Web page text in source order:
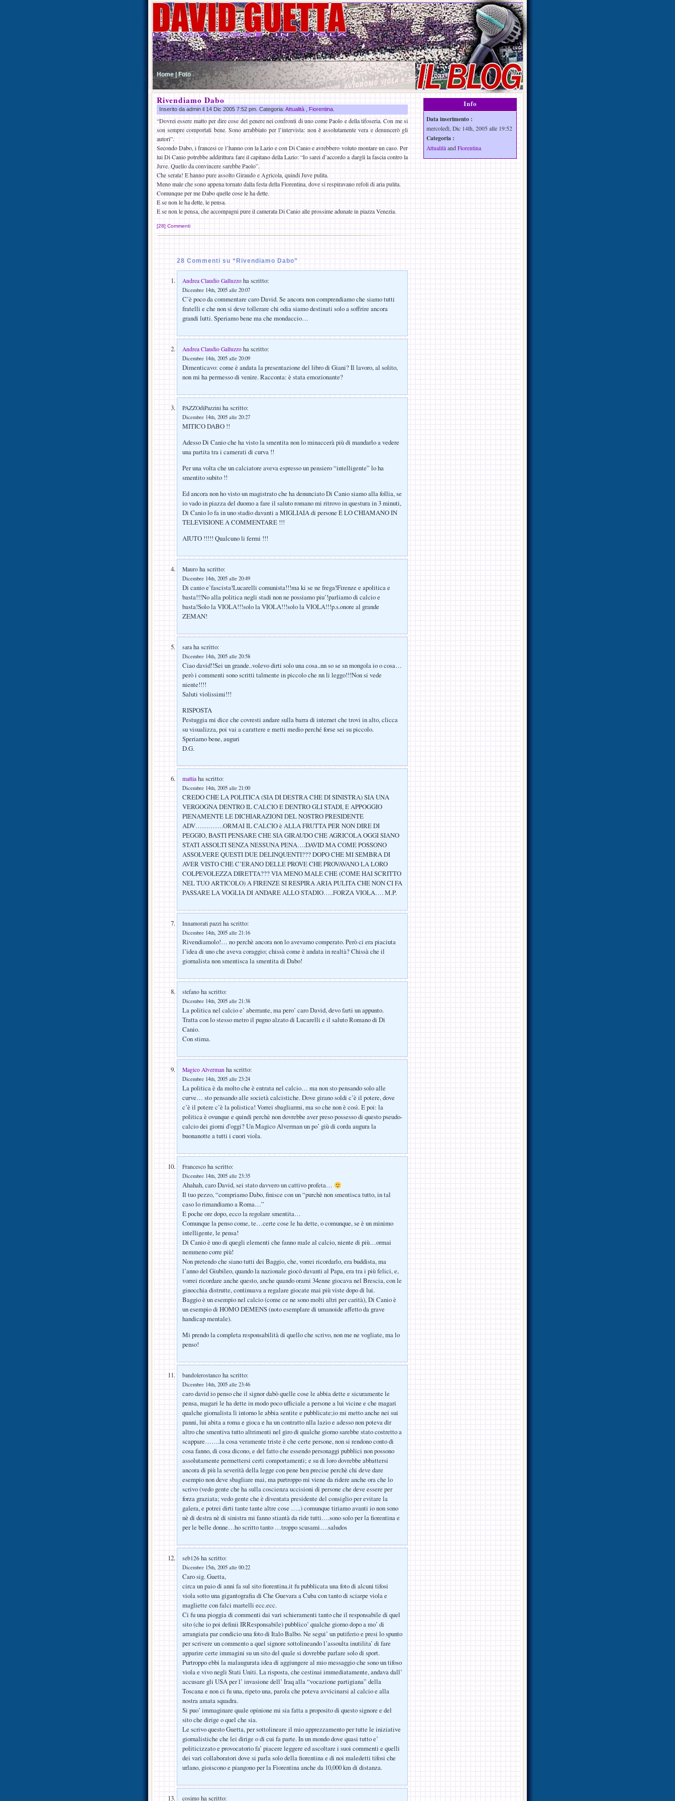
Home | Foto
Rivendiamo Dabo
Inserito da admin il 14 Dic 2005 7:52 pm. Categoria: Attualità Fiorentina
“Dovrei essere matto per dire cose del genere nei confronti di uno come Paolo e della tifoseria. Con me si
son sempre comportati bene. Sono arrabbiato per l’intervista: non è assolutamente vera e denuncerò gli
autori”.
Secondo Dabo, i francesi ce l’hanno con la Lazio e con Di Canio e avrebbero voluto montare un caso. Per
lui Di Canio potrebbe addirittura fare il capitano della Lazio: “Io sarei d’accordo a dargli la fascia contro la
Juve. Quello da convincere sarebbe Paolo”.
Che serata! E hanno pure assolto Giraudo e Agricola, quindi Juve pulita.
Meno male che sono appena tornato dalla festa della Fiorentina, dove si respiravano refoli di aria pulita.
Comunque per me Dabo quelle cose le ha dette.
E se non le ha dette, le pensa.
E se non le pensa, che accompagni pure il camerata Di Canio alle prossime adunate in piazza Venezia.
[28] Commenti
28 Commenti su “Rivendiamo Dabo”
Andrea Claudio Galluzzo ha scritto:
Dicembre 14th, 2005 alle 20:07
C’è poco da commentare caro David. Se ancora non comprendiamo che siamo tutti
fratelli e che non si deve tollerare chi odia siamo destinati solo a soffrire ancora
grandi lutti. Speriamo bene ma che mondaccio…
Andrea Claudio Galluzzo ha scritto:
Dicembre 14th, 2005 alle 20:09
Dimenticavo: come è andata la presentazione del libro di Giani? Il lavoro, al solito,
non mi ha permesso di venire. Racconta: è stata emozionante?
PAZZOdiPazzini ha scritto:
Dicembre 14th, 2005 alle 20:27
MITICO DABO !!
Adesso Di Canio che ha visto la smentita non lo minaccerà più di mandarlo a vedere
una partita tra i camerati di curva !!
Per una volta che un calciatore aveva espresso un pensiero “intelligente” lo ha
smentito subito !!
Ed ancora non ho visto un magistrato che ha denunciato Di Canio siamo alla follia, se
io vado in piazza del duomo a fare il saluto romano mi ritrovo in questura in 3 minuti,
Di Canio lo fa in uno stadio davanti a MIGLIAIA di persone E LO CHIAMANO IN
TELEVISIONE A COMMENTARE !!!
AIUTO !!!!! Qualcuno li fermi !!!
Mauro ha scritto:
Dicembre 14th, 2005 alle 20:49
Di canio e’fascista!Lucarelli comunista!!!ma ki se ne frega!Firenze e apolitica e
basta!!!No alla politica negli stadi non ne possiamo piu’!parliamo di calcio e
basta!Solo la VIOLA!!!solo la VIOLA!!!solo la VIOLA!!!p.s.onore al grande
ZEMAN!
sara ha scritto:
Dicembre 14th, 2005 alle 20:58
Ciao david!!Sei un grande..volevo dirti solo una cosa..nn so se sn mongola io o cosa…
però i commenti sono scritti talmente in piccolo che nn li leggo!!!Non si vede
niente!!!!
Saluti violissimi!!!
RISPOSTA
Pestuggia mi dice che covresti andare sulla barra di internet che trovi in alto, clicca
su visualizza, poi vai a carattere e metti medio perché forse sei su piccolo.
Speriamo bene, auguri
D.G.
mattia ha scritto:
Dicembre 14th, 2005 alle 21:00
CREDO CHE LA POLITICA (SIA DI DESTRA CHE DI SINISTRA) SIA UNA
VERGOGNA DENTRO IL CALCIO E DENTRO GLI STADI, E APPOGGIO
PIENAMENTE LE DICHIARAZIONI DEL NOSTRO PRESIDENTE
ADV………….ORMAI IL CALCIO è ALLA FRUTTA PER NON DIRE DI
PEGGIO, BASTI PENSARE CHE SIA GIRAUDO CHE AGRICOLA OGGI SIANO
STATI ASSOLTI SENZA NESSUNA PENA….DAVID MA COME POSSONO
ASSOLVERE QUESTI DUE DELINQUENTI??? DOPO CHE MI SEMBRA DI
AVER VISTO CHE C’ERANO DELLE PROVE CHE PROVAVANO LA LORO
COLPEVOLEZZA DIRETTA??? VIA MENO MALE CHE (COME HAI SCRITTO
NEL TUO ARTICOLO) A FIRENZE SI RESPIRA ARIA PULITA CHE NON CI FA
PASSARE LA VOGLIA DI ANDARE ALLO STADIO…..FORZA VIOLA…. M.P.
Innamorati pazzi ha scritto:
Dicembre 14th, 2005 alle 21:16
Rivendiamolo!… no perchè ancora non lo avevamo comperato. Però ci era piaciuta
l’idea di uno che aveva coraggio; chissà come è andata in realtà? Chissà che il
giornalista non smentisca la smentita di Dabo!
stefano ha scritto:
Dicembre 14th, 2005 alle 21:38
La politica nel calcio e’ aberrante, ma pero’ caro David, devo farti un appunto.
Tratta con lo stesso metro il pugno alzato di Lucarelli e il saluto Romano di Di
Canio.
Con stima.
Magico Alverman ha scritto:
Dicembre 14th, 2005 alle 23:24
La politica è da molto che è entrata nel calcio… ma non sto pensando solo alle
curve… sto pensando alle società calcistiche. Dove girano soldi c’è il potere, dove
c’è il potere c’è la polistica! Vorrei sbagliarmi, ma so che non è così. E poi: la
politica è ovunque e quindi perchè non dovrebbe aver preso possesso di questo pseudo-
calcio dei giorni d’oggi? Un Magico Alverman un po’ giù di corda augura la
buonanotte a tutti i cuori viola.
Francesco ha scritto:
Dicembre 14th, 2005 alle 23:35
Ahahah, caro David, sei stato davvero un cattivo profeta…
Il tuo pezzo, “compriamo Dabo, finisce con un “purchè non smentisca tutto, in tal
caso lo rimandiamo a Roma…”
E poche ore dopo, ecco la regolare smentita…
Comunque la penso come, te…certe cose le ha dette, o comunque, se è un minimo
intelligente, le pensa!
Di Canio è uno di quegli elementi che fanno male al calcio, niente di più…ormai
nemmeno corre più!
Non pretendo che siano tutti dei Baggio, che, vorrei ricordarlo, era buddista, ma
l’anno del Giubileo, quando la nazionale giocò davanti al Papa, era tra i più felici, e,
vorrei ricordare anche questo, anche quando orami 34enne giocava nel Brescia, con le
ginocchia distrutte, continuava a regalare giocate mai più viste dopo di lui.
Baggio è un esempio nel calcio (come ce ne sono molti altri per carità), Di Canio è
un esempio di HOMO DEMENS (noto esemplare di umanoide affetto da grave
handicap mentale).
Mi prendo la completa responsabilità di quello che scrivo, non me ne vogliate, ma lo
penso!
bandolerostanco ha scritto:
Dicembre 14th, 2005 alle 23:46
caro david io penso che il signor dabò quelle cose le abbia dette e sicuramente le
pensa, magari le ha dette in modo poco ufficiale a persone a lui vicine e che magari
qualche giornalista lì intorno le abbia sentite e pubblicate;io mi metto anche nei sui
panni, lui abita a roma e gioca e ha un contratto nlla lazio e adesso non poteva dir
altro che smentiva tutto altrimenti nel giro di qualche giorno sarebbe stato costretto a
scappare…….la cosa veramente triste è che certe persone, non si rendono conto di
cosa fanno, di cosa dicono, e del fatto che essendo personaggi pubblici non possono
assolutamente permettersi certi comportamenti; e su di loro dovrebbe abbattersi
ancora di più la severità della legge con pene ben precise perchè chi deve dare
esempio non deve sbagliare mai, ma purtroppo mi viene da ridere anche ora che lo
scrivo (vedo gente che ha sulla coscienza uccisioni di persone che deve essere per
forza graziata; vedo gente che è diventata presidente del consiglio per evitare la
galera, e potrei dirti tante tante altre cose …..) comunque tiriamo avanti io non sono
nè di destra nè di sinistra mi fanno stiantà da ride tutti….sono solo per la fiorentina e
per le belle donne…ho scritto tanto …troppo scusami….saludos
seb126 ha scritto:
Dicembre 15th, 2005 alle 00:22
Caro sig. Guetta,
circa un paio di anni fa sul sito fiorentina.it fu pubblicata una foto di alcuni tifosi
viola sotto una gigantografia di Che Guevara a Cuba con tanto di sciarpe viola e
magliette con falci martelli ecc.ecc.
Ci fu una pioggia di commenti dai vari schieramenti tanto che il responsabile di quel
sito (che io poi definii IRResponsabile) pubblico’ qualche giorno dopo a mo’ di
arrangiata par condicio una foto di Italo Balbo. Ne segui’ un putiferio e presi lo spunto
per scrivere un commento a quel signore sottolineando l’assoulta inutilita’ di fare
apparire certe immagini su un sito del quale si dovrebbe parlare solo di sport.
Purtroppo ebbi la malaugurata idea di aggiungere al mio messaggio che sono un tifoso
viola e vivo negli Stati Uniti. La risposta, che cestinai immediatamente, andava dall’
accusare gli USA per l’ invasione dell’ Iraq alla “vocazione partigiana” della
Toscana e non ci fu una, ripeto una, parola che poteva avvicinarsi al calcio e alla
nostra amata squadra.
Si puo’ immaginare quale opinione mi sia fatta a proposito di questo signore e del
sito che dirige o quel che sia.
Le scrivo questo Guetta, per sottolineare il mio apprezzamento per tutte le iniziative
giornalistiche che lei dirige o di cui fa parte. In un mondo dove quasi tutto e’
politicizzato e provocatorio fa’ piacere leggere ed ascoltare i suoi commenti e quelli
dei vari collaboratori dove si parla solo della fiorentina e di noi maledetti tifosi che
urlano, gioiscono e piangono per la Fiorentina anche da 10,000 km di distanza.
cosimo ha scritto:
Info
Data inserimento :
mercoledì, Dic 14th, 2005 alle 19:52
Categoria :
Attualità and Fiorentina